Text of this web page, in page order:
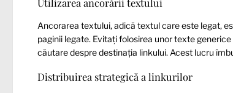
Ancorarea textului, adică textul care este legat,
paginii legate. Evitați folosirea unor texte
căutare despre destinația linkului. Acest lucru
Distribuirea strategică a linkurilor